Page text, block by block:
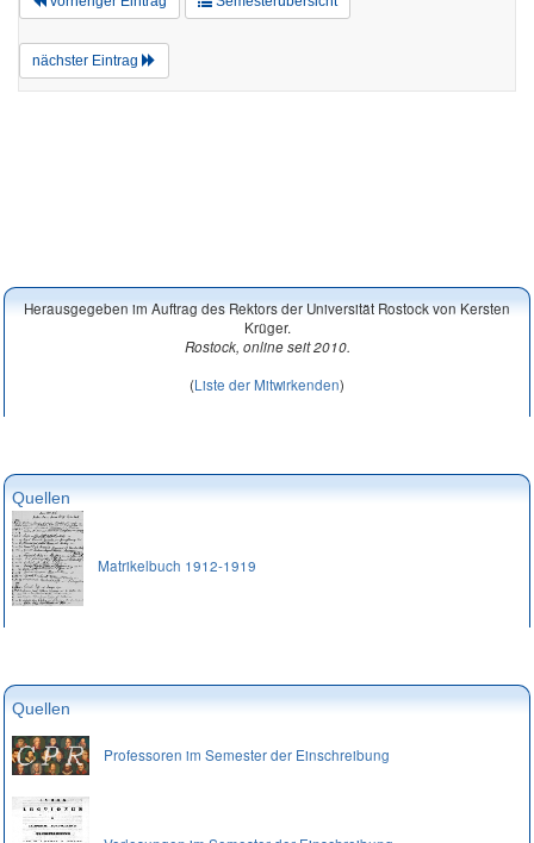
nächster Eintrag
Herausgegeben im Auftrag des Rektors der Universität Rostock von Kersten
Krüger.
Rostock, online seit 2010.
(Liste der Mitwirkenden)
Quellen
Matrikelbuch 1912-1919
Quellen
Professoren im Semester der Einschreibung